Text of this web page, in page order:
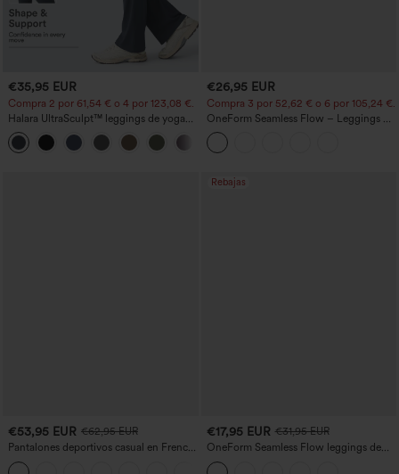
€35,95 EUR
Compra 2 por 61,54 € o 4 por 123,08 €.
Halara UltraSculpt™ leggings de yoga
bootcut de talle alto con control
abdominal, efecto moldeador y bolsillos
€26,95 EUR
Compra 3 por 52,62 € o 6 por 105,24 €.
OneForm Seamless Flow – Leggings de
yoga sin costuras, tiro medio, control de
abdomen y realce de glúteos
€53,95 EUR €62,95 EUR
Pantalones deportivos casual en French
terry con estampado denim, tiro medio,
Rebajas
€17,95 EUR €31,95 EUR
OneForm Seamless Flow leggings de
yoga de talle alto con control abdominal